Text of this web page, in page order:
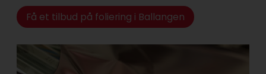
Få et tilbud på foliering i Ballangen